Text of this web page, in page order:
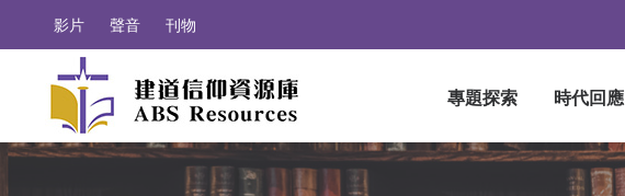
影片 聲音 刊物
專題探索 時代回應